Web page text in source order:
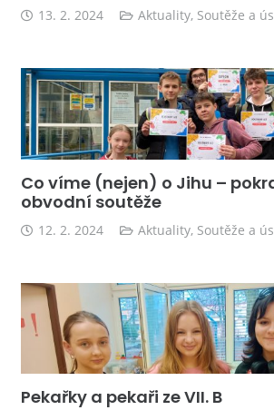
13. 2. 2024 Aktuality, Soutěže a
Co víme (nejen) o Jihu –
obvodní soutěže
12. 2. 2024 Aktuality, Soutěže a
Pekařky a pekaři ze VII. B